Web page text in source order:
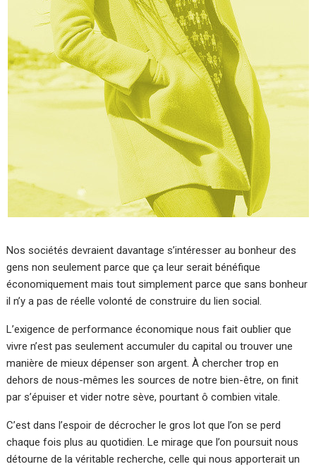
Nos sociétés devraient davantage s’intéresser au bonheur des
gens non seulement parce que ça leur serait bénéfique
économiquement mais tout simplement parce que sans bonheur
il n’y a pas de réelle volonté de construire du lien social.
L’exigence de performance économique nous fait oublier que
vivre n’est pas seulement accumuler du capital ou trouver une
manière de mieux dépenser son argent. À chercher trop en
dehors de nous-mêmes les sources de notre bien-être, on finit
par s’épuiser et vider notre sève, pourtant ô combien vitale.
C’est dans l’espoir de décrocher le gros lot que l’on se perd
chaque fois plus au quotidien. Le mirage que l’on poursuit nous
détourne de la véritable recherche, celle qui nous apporterait un